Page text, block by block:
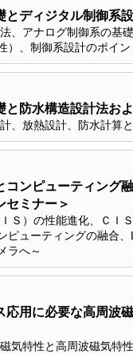
とディジタル制御
、アナログ制御系の基
）、制御系設計のポイ
と防水構造設計法
、放熱設計、防水計算
コンピューティング
ミナー＞
Ｓ）の性能進化、ＣＩ
ピューティングの融合
ラへ～
応用に必要な高周
気特性と高周波磁気特